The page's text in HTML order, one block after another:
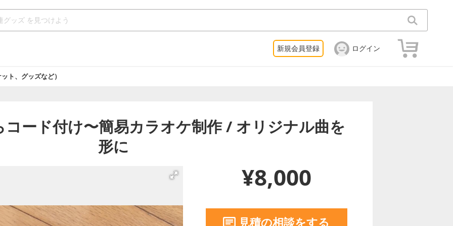
新規会員登録 ログイン
ト、グッズなど）
ード付け〜簡易カラオケ制作 / オリジナル曲を
形に
¥8,000
見積の相談をする